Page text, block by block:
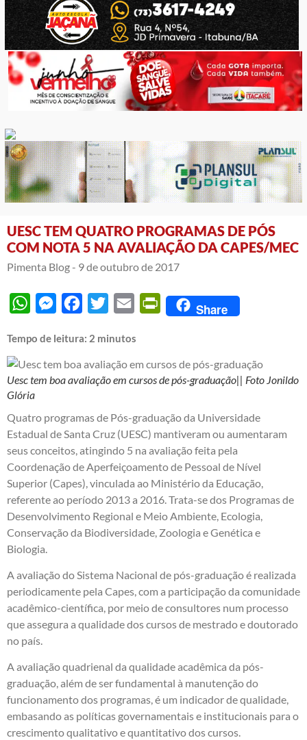
UESC TEM QUATRO PROGRAMAS DE PÓS
COM NOTA 5 NA AVALIAÇÃO DA CAPES/MEC
Pimenta Blog - 9 de outubro de 2017
WhatsAppMessengerFacebook
Twitter Email PrintFriendly
Share
Tempo de leitura: 2 minutos
Uesc tem boa avaliação em cursos de pós-graduação|| Foto Jonildo
Glória
Quatro programas de Pós-graduação da Universidade
Estadual de Santa Cruz (UESC) mantiveram ou aumentaram
seus conceitos, atingindo 5 na avaliação feita pela
Coordenação de Aperfeiçoamento de Pessoal de Nível
Superior (Capes), vinculada ao Ministério da Educação,
referente ao período 2013 a 2016. Trata-se dos Programas de
Desenvolvimento Regional e Meio Ambiente, Ecologia,
Conservação da Biodiversidade, Zoologia e Genética e
Biologia.
A avaliação do Sistema Nacional de pós-graduação é realizada
periodicamente pela Capes, com a participação da comunidade
acadêmico-científica, por meio de consultores num processo
que assegura a qualidade dos cursos de mestrado e doutorado
no país.
A avaliação quadrienal da qualidade acadêmica da pós-
graduação, além de ser fundamental à manutenção do
funcionamento dos programas, é um indicador de qualidade,
embasando as políticas governamentais e institucionais para o
crescimento qualitativo e quantitativo dos cursos.